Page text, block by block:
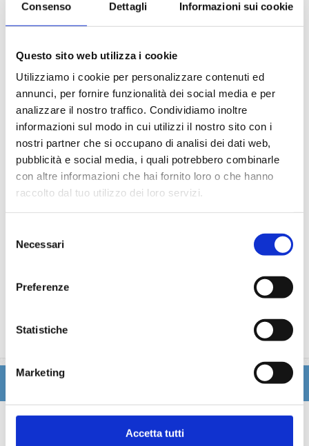
Consenso Dettagli Informazioni sui cookie
Questo sito web utilizza i cookie
Utilizziamo i cookie per personalizzare contenuti ed
annunci, per fornire funzionalità dei social media e per
analizzare il nostro traffico. Condividiamo inoltre
informazioni sul modo in cui utilizzi il nostro sito con i
nostri partner che si occupano di analisi dei dati web,
pubblicità e social media, i quali potrebbero combinarle
con altre informazioni che hai fornito loro o che hanno
raccolto dal tuo utilizzo dei loro servizi.
delNecessari
Preferenze
Statistiche
Marketing
Accetta tutti
Le quote di servizio (mance)
Il trattamento di pensione completa a bordo (colazione,
Bevande a dispenser, serata di Gala con menù
La partecipazione a tutte le attività di animazione
(giochi, concorsi, tornei, feste, serate a tema).
Gli spettacoli musicali o di cabaret nel teatro di bordo, i
balli e le feste in programma tutte le sere durante la
crociera.
L'utilizzo di tutte le attrezzature della nave: piscine,
lettini, teli mare, palestra, vasche idromassaggio,
biblioteca, discoteca.
Le bevande, le escursioni a terra nel corso della crociera,
Tasse portuali
trattamenti estetici, medico, navigazione internet,
lavanderia).
Scheda tecnica